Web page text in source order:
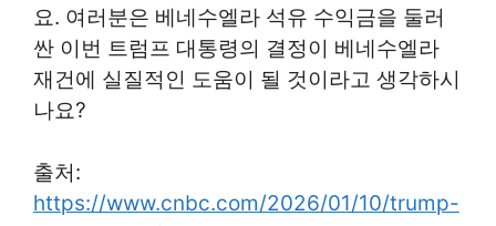
요. 여러분은 베네수엘라 석유 수익금을 둘러
싼 이번 트럼프 대통령의 결정이 베네수엘라
재건에 실질적인 도움이 될 것이라고 생각하시
나요?
출처:
https://www.cnbc.com/2026/01/10/trump-